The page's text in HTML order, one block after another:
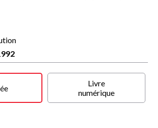
derrière cette affaire crapuleuse ?
d'étranges personnages et grouillant
et Alexeï ne peuvent imaginer la
eux et sur le pays tout entier.
Livre
numérique